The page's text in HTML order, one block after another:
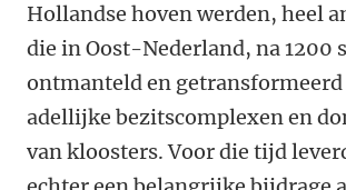
Hollandse hoven werden, heel
die in Oost-Nederland, na 1200
ontmanteld en
adellijke bezitscomplexen en
van kloosters. Voor die tijd